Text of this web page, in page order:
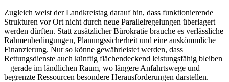
Zugleich weist der Landkreistag darauf hin, dass funktionierende
Strukturen vor Ort nicht durch neue Parallelregelungen überlagert
werden dürften. Statt zusätzlicher Bürokratie brauche es verlässliche
Rahmenbedingungen, Planungssicherheit und eine auskömmliche
Finanzierung. Nur so könne gewährleistet werden, dass
Rettungsdienste auch künftig flächendeckend leistungsfähig bleiben
– gerade im ländlichen Raum, wo längere Anfahrtswege und
begrenzte Ressourcen besondere Herausforderungen darstellen.